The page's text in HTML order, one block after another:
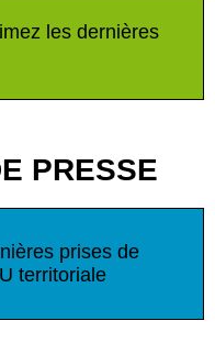
les dernières
PRESSE
prises de
territoriale